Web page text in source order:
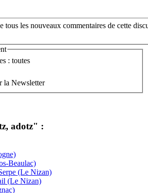
tous les nouveaux commentaires de cette
: toutes
la Newsletter
adotz" :
Beaulac)
(Le Nizan)
(Le Nizan)